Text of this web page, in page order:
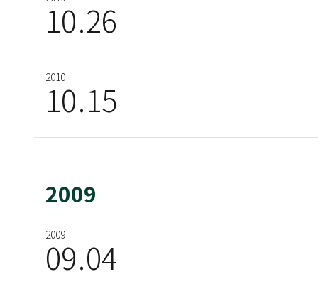
10 26
2010
10 15
2009
2009
09 04
2008
2008
08 05
01 08
2007
2007
2007
09 19
09 10
2007
07 12